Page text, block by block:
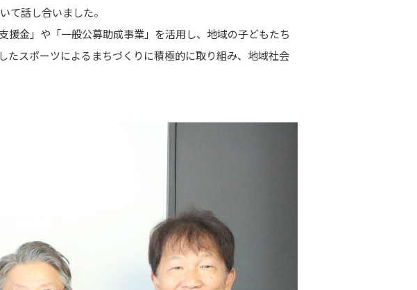
て話し合いました。
金」や「一般公募助成事業」を活用し、地域の子どもたち
スポーツによるまちづくりに積極的に取り組み、地域社会